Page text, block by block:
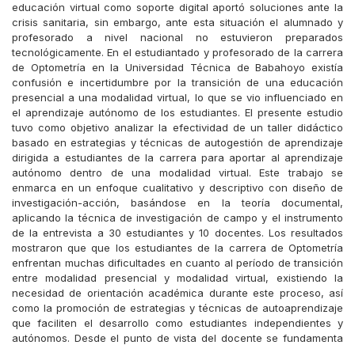
educación virtual como soporte digital aportó soluciones ante la
crisis sanitaria, sin embargo, ante esta situación el alumnado y
profesorado a nivel nacional no estuvieron preparados
tecnológicamente. En el estudiantado y profesorado de la carrera
de Optometría en la Universidad Técnica de Babahoyo existía
confusión e incertidumbre por la transición de una educación
presencial a una modalidad virtual, lo que se vio influenciado en
el aprendizaje autónomo de los estudiantes. El presente estudio
tuvo como objetivo analizar la efectividad de un taller didáctico
basado en estrategias y técnicas de autogestión de aprendizaje
dirigida a estudiantes de la carrera para aportar al aprendizaje
autónomo dentro de una modalidad virtual. Este trabajo se
enmarca en un enfoque cualitativo y descriptivo con diseño de
investigación-acción, basándose en la teoría documental,
aplicando la técnica de investigación de campo y el instrumento
de la entrevista a 30 estudiantes y 10 docentes. Los resultados
mostraron que que los estudiantes de la carrera de Optometría
enfrentan muchas dificultades en cuanto al período de transición
entre modalidad presencial y modalidad virtual, existiendo la
necesidad de orientación académica durante este proceso, así
como la promoción de estrategias y técnicas de autoaprendizaje
que faciliten el desarrollo como estudiantes independientes y
autónomos. Desde el punto de vista del docente se fundamenta